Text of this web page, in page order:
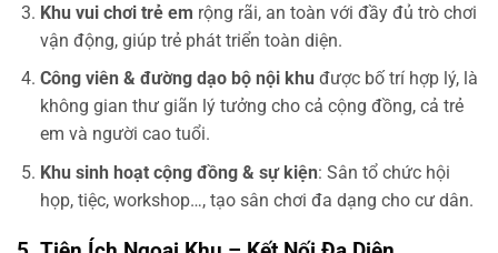
Khu vui chơi trẻ em rộng rãi, an toàn với đầy đủ trò chơi
vận động, giúp trẻ phát triển toàn diện.
Công viên & đường dạo bộ nội khu được bố trí hợp lý, là
không gian thư giãn lý tưởng cho cả cộng đồng, cả trẻ
em và người cao tuổi.
Khu sinh hoạt cộng đồng & sự kiện: Sân tổ chức hội
họp, tiệc, workshop…, tạo sân chơi đa dạng cho cư dân.